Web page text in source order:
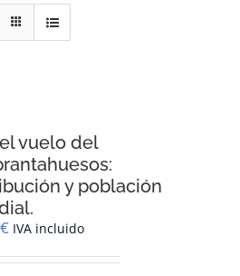
vuelo del
y población
€ IVA incluido